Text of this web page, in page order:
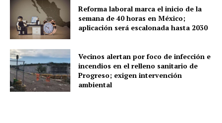
Sociedad y Negocios
Policíacas
Deportes
Política
Municipios
Reforma laboral marca el inicio de la
semana de 40 horas en México;
aplicación será escalonada hasta 2030
Vecinos alertan por foco de infección e
incendios en el relleno sanitario de
Progreso; exigen intervención
ambiental